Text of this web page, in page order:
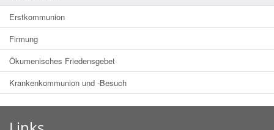
Erstkommunion
Firmung
Ökumenisches Friedensgebet
Krankenkommunion und -Besuch